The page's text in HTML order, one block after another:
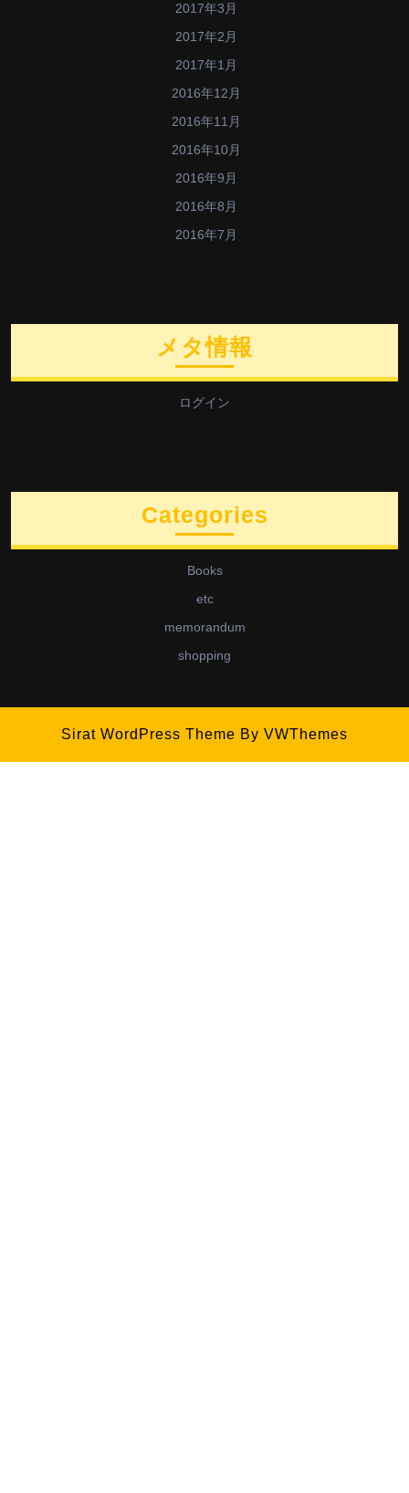
2017年3月
2017年2月
2017年1月
2016年12月
2016年11月
2016年10月
2016年9月
2016年8月
2016年7月
メタ情報
ログイン
Categories
Books
etc
memorandum
shopping
Sirat WordPress Theme By VWThemes